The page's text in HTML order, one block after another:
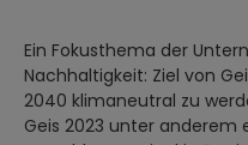
Ein Fokusthema der
Nachhaltigkeit: Ziel von
2040 klimaneutral zu
Geis 2023 unter anderem